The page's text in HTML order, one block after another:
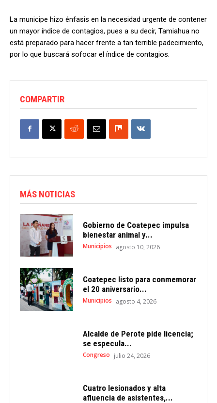
La municipe hizo énfasis en la necesidad urgente de contener
un mayor índice de contagios, pues a su decir, Tamiahua no
está preparado para hacer frente a tan terrible padecimiento,
por lo que buscará sofocar el índice de contagios.
COMPARTIR
MÁS NOTICIAS
Gobierno de Coatepec impulsa
bienestar animal y...
Municipios agosto 10, 2026
Coatepec listo para conmemorar
el 20 aniversario...
Municipios agosto 4, 2026
Alcalde de Perote pide licencia;
se especula...
Congreso julio 24, 2026
Cuatro lesionados y alta
afluencia de asistentes,...